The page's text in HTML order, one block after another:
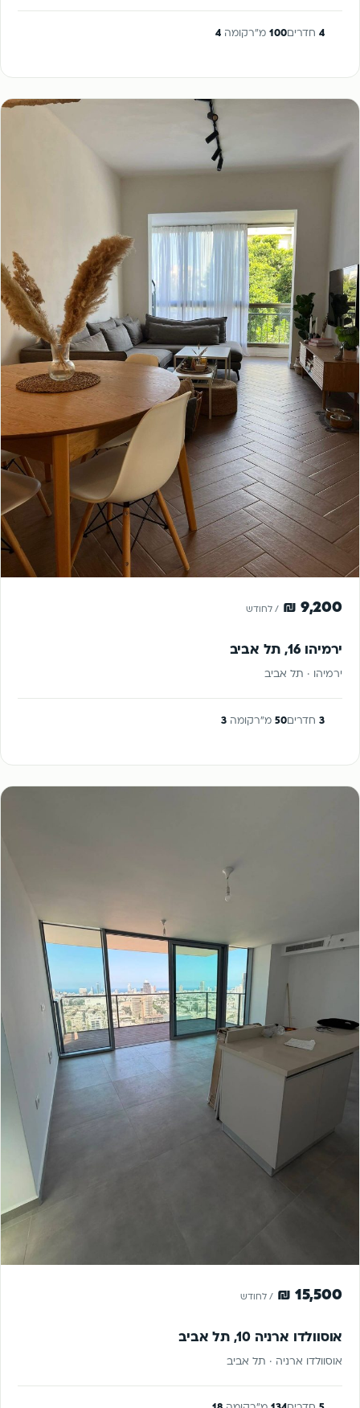
4 חדרים100 מ"רקומה4
9,200 ₪ / לחודש
ירמיהו 16, תל אביב
ירמיהו · תל אביב
3 חדרים50 מ"רקומה3
15,500 ₪ / לחודש
אוסוולדו ארניה 10, תל אביב
אוסוולדו ארניה · תל אביב